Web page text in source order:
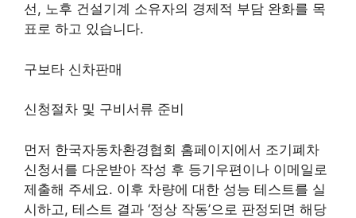
선, 노후 건설기계 소유자의 경제적 부담 완화를 목
표로 하고 있습니다.
구보타 신차판매
신청절차 및 구비서류 준비
먼저 한국자동차환경협회 홈페이지에서 조기폐차
신청서를 다운받아 작성 후 등기우편이나 이메일로
제출해 주세요. 이후 차량에 대한 성능 테스트를 실
시하고, 테스트 결과 ‘정상 작동’으로 판정되면 해당